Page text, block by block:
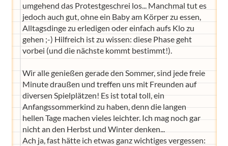
umgehend das Protestgeschrei los... Manchmal tut es
jedoch auch gut, ohne ein Baby am Körper zu essen,
Alltagsdinge zu erledigen oder einfach aufs Klo zu
gehen ;-) Hilfreich ist zu wissen: diese Phase geht
vorbei (und die nächste kommt bestimmt!).
Wir alle genießen gerade den Sommer, sind jede freie
Minute draußen und treffen uns mit Freunden auf
diversen Spielplätzen! Es ist total toll, ein
Anfangssommerkind zu haben, denn die langen
hellen Tage machen vieles leichter. Ich mag noch gar
nicht an den Herbst und Winter denken...
Ach ja, fast hätte ich etwas ganz wichtiges vergessen: